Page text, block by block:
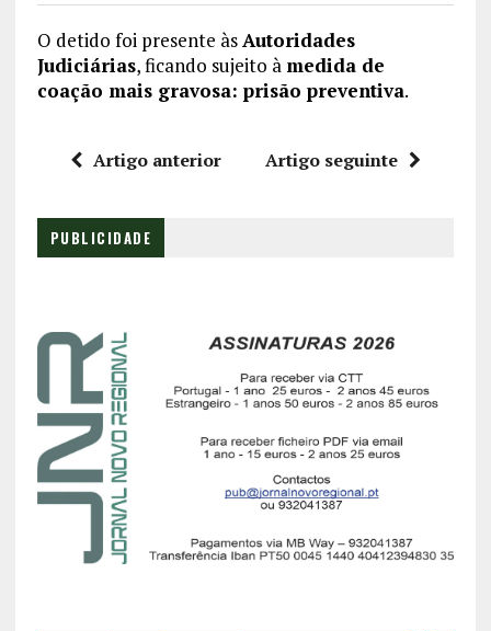
O detido foi presente àsAutoridades
Judiciárias, ficando sujeito à medida de
coação mais gravosa: prisão preventiva.
Artigo anterior Artigo seguinte
PUBLICIDADE